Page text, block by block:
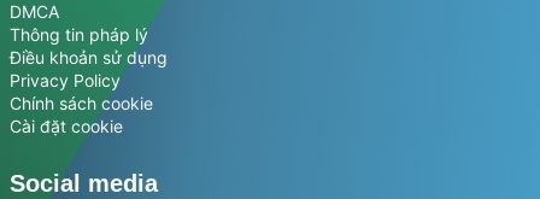
DMCA
Thông tin pháp lý
Điều khoản sử dụng
Privacy Policy
Chính sách cookie
Cài đặt cookie
Social media